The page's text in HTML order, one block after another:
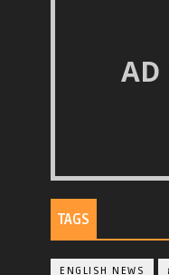
AD
TAGS
ENGLISH NEWS